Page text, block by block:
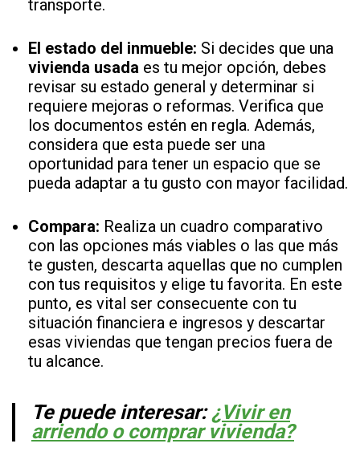
transporte.
El estado del inmueble: Si decides que una
vivienda usada es tu mejor opción, debes
revisar su estado general y determinar si
requiere mejoras o reformas. Verifica que
los documentos estén en regla. Además,
considera que esta puede ser una
oportunidad para tener un espacio que se
pueda adaptar a tu gusto con mayor facilidad.
Compara: Realiza un cuadro comparativo
con las opciones más viables o las que más
te gusten, descarta aquellas que no cumplen
con tus requisitos y elige tu favorita. En este
punto, es vital ser consecuente con tu
situación financiera e ingresos y descartar
esas viviendas que tengan precios fuera de
tu alcance.
Te puede interesar:¿Vivir en
arriendo o comprar vivienda?